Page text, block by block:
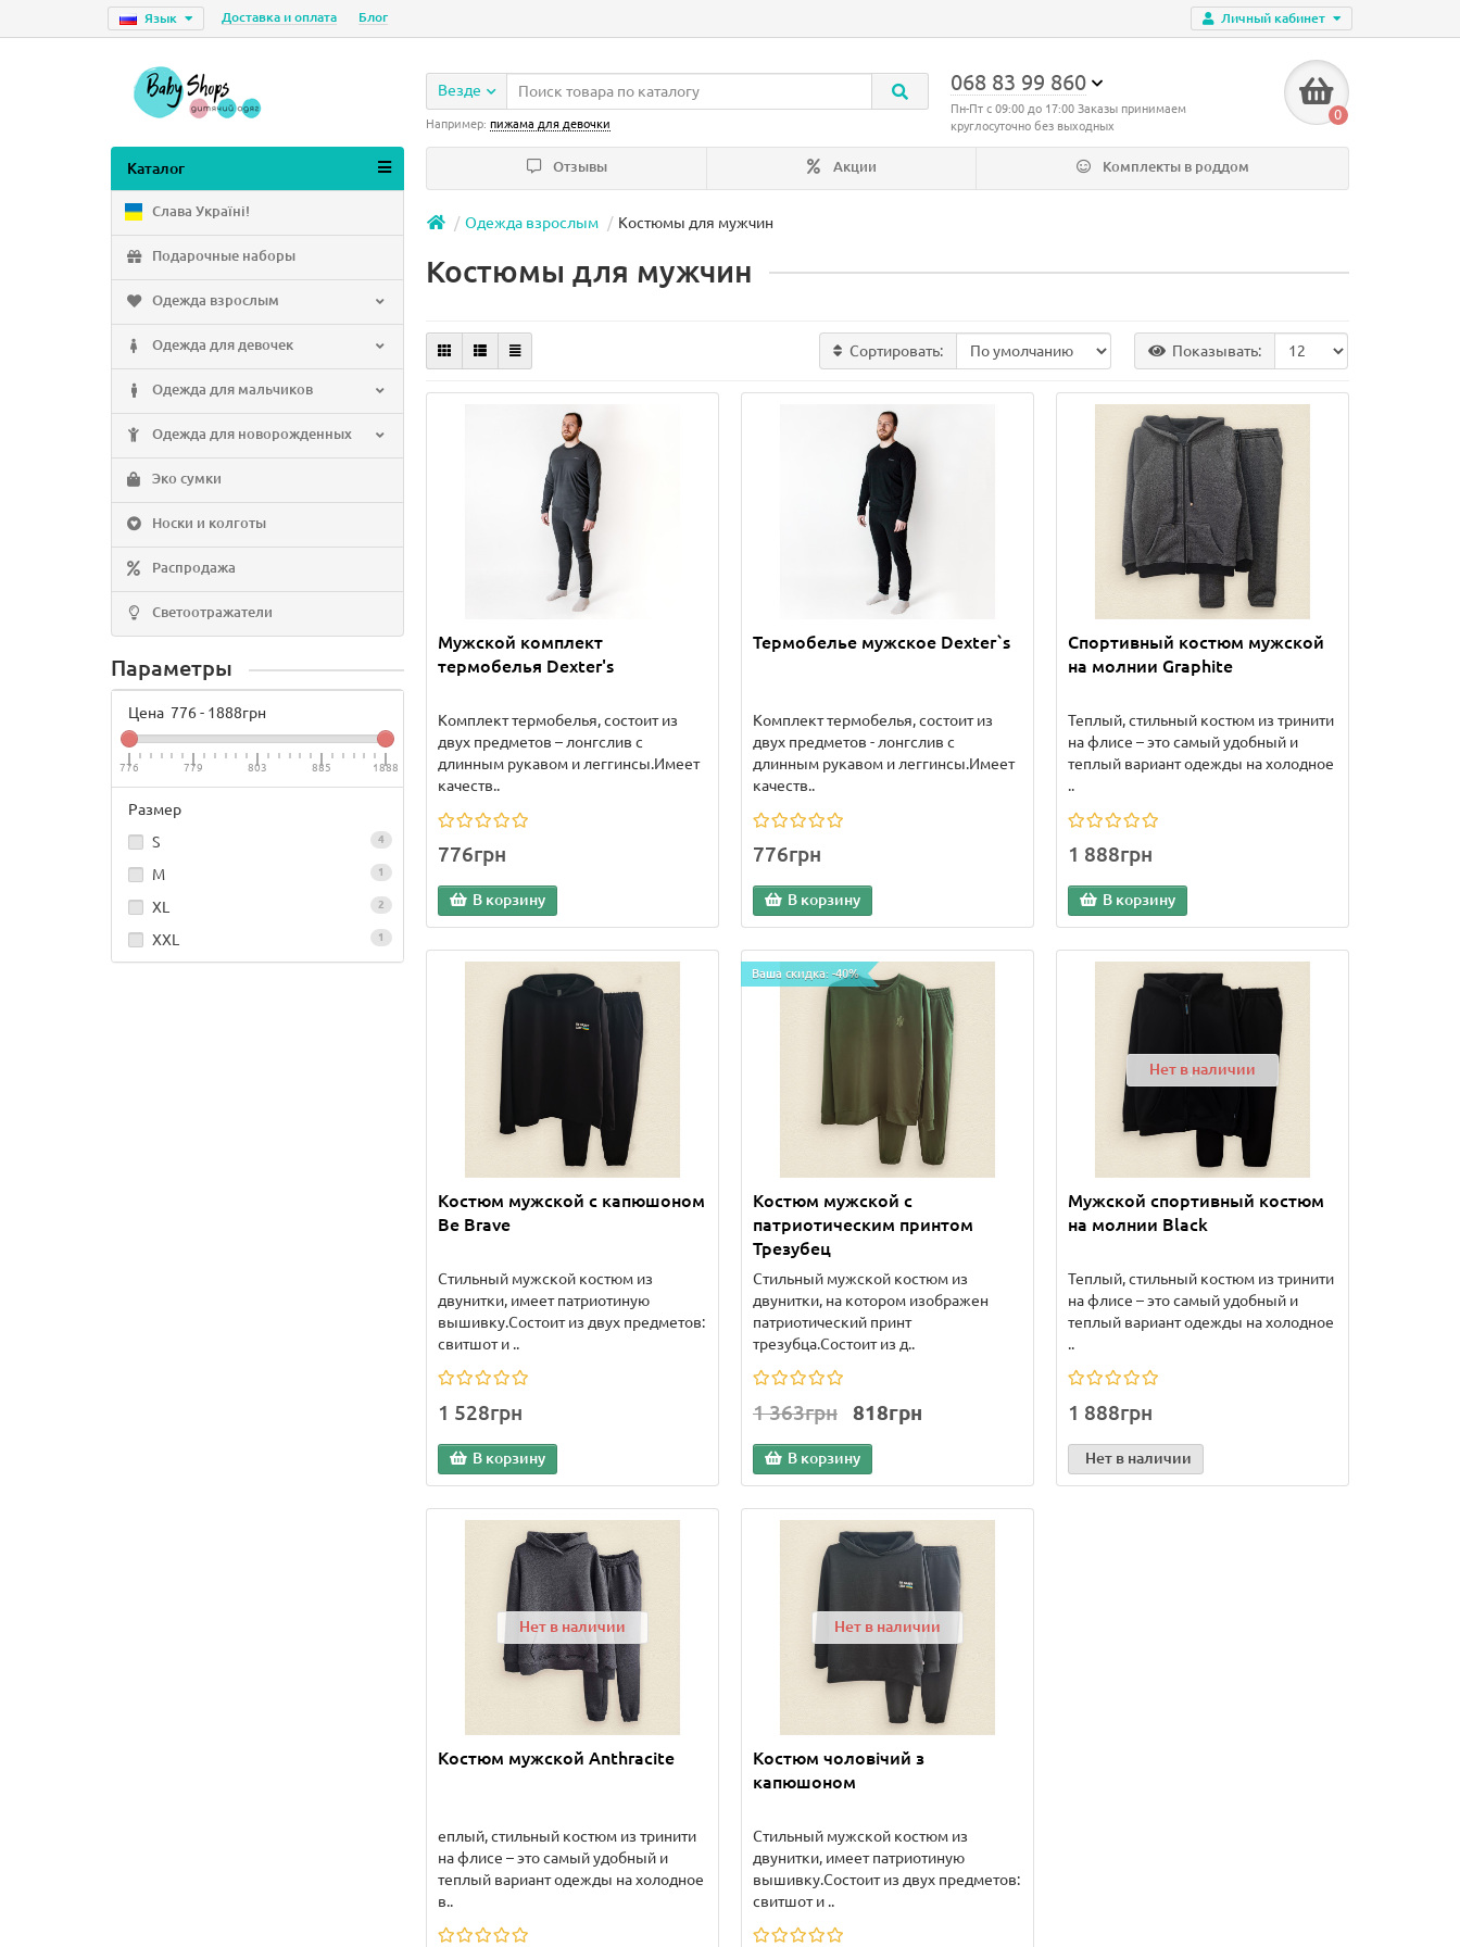
Личный кабинет
Язык Доставка и оплата Блог
068 83 99 860
Пн-Пт с 09:00 до 17:00 Заказы принимаем
круглосуточно без выходных
0
Везде
Например: пижама для девочки
Отзывы Акции Комплекты в роддом
Каталог
Слава Україні!
Подарочные наборы
Одежда взрослым
Одежда для девочек
Одежда для мальчиков
Одежда для новорожденных
Эко сумки
Носки и колготы
Распродажа
Светоотражатели
Одежда взрослым Костюмы для мужчин
Параметры
Цена 776- 1888грн
776 779 803 885 1888
Размер
S
4
M 1
XL 2
XXL 1
Костюмы для мужчин
Сортировать: Показывать:
Мужской комплект
термобелья Dexter's
Комплект термобелья, состоит из
двух предметов – лонгслив с
длинным рукавом и леггинсы.Имеет
качеств..
776грн
В корзину
Термобелье мужское Dexter`s
Комплект термобелья, состоит из
двух предметов - лонгслив с
длинным рукавом и леггинсы.Имеет
качеств..
776грн
В корзину
Спортивный костюм мужской
на молнии Graphite
Теплый, стильный костюм из тринити
на флисе – это самый удобный и
теплый вариант одежды на холодное
..
1 888грн
В корзину
Костюм мужской с капюшоном
Be Brave
Стильный мужской костюм из
двунитки, имеет патриотиную
вышивку.Состоит из двух предметов:
свитшот и ..
1 528грн
В корзину
Ваша скидка: -40%
Костюм мужской с
патриотическим принтом
Трезубец
Стильный мужской костюм из
двунитки, на котором изображен
патриотический принт
трезубца.Состоит из д..
1 363грн 818грн
В корзину
Нет в наличии
Мужской спортивный костюм
на молнии Black
Теплый, стильный костюм из тринити
на флисе – это самый удобный и
теплый вариант одежды на холодное
..
1 888грн
Нет в наличии
Нет в наличии
Костюм мужской Anthracite
еплый, стильный костюм из тринити
на флисе – это самый удобный и
теплый вариант одежды на холодное
в..
Нет в наличии
Костюм чоловічий з
капюшоном
Стильный мужской костюм из
двунитки, имеет патриотиную
вышивку.Состоит из двух предметов:
свитшот и ..